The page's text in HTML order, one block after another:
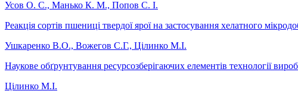
Усов О. С., Манько К. М., Попов С. І.
Реакція сортів пшениці твердої ярої на застосування хелатного
Ушкаренко В.О., Вожегов С.Г., Цілинко М.І.
Наукове обґрунтування ресурсозберігаючих елементів технології
Цілинко М.І.